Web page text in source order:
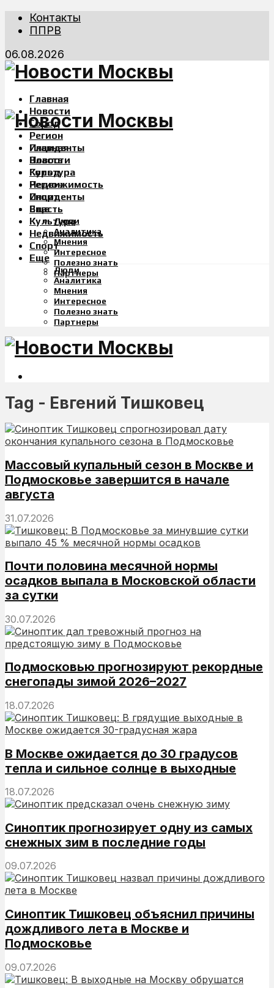
Контакты
ППРВ
06.08.2026
Главная
Новости
Город
Регион
Инциденты
Власть
Культура
Недвижимость
Спорт
Еще
Люди
Аналитика
Мнения
Интересное
Полезно знать
Партнеры
Главная
Новости
Город
Регион
Инциденты
Власть
Культура
Недвижимость
Спорт
Еще
Люди
Аналитика
Мнения
Интересное
Полезно знать
Партнеры
Tag - Евгений Тишковец
Массовый купальный сезон в Москве и
Подмосковье завершится в начале
августа
31.07.2026
Почти половина месячной нормы
осадков выпала в Московской области
за сутки
30.07.2026
Подмосковью прогнозируют рекордные
снегопады зимой 2026–2027
18.07.2026
В Москве ожидается до 30 градусов
тепла и сильное солнце в выходные
18.07.2026
Синоптик прогнозирует одну из самых
снежных зим в последние годы
09.07.2026
Синоптик Тишковец объяснил причины
дождливого лета в Москве и
Подмосковье
09.07.2026